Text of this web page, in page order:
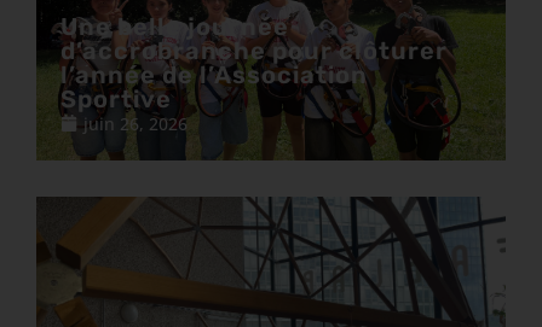
Une belle journée
d’accrobranche pour clôturer
l’année de l’Association
Sportive
juin 26, 2026